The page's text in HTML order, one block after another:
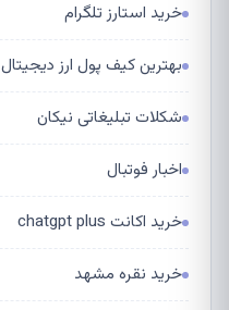
خرید استارز تلگرام
بهترین کیف پول ارز دیجیتال
شکلات تبلیغاتی نیکان
اخبار فوتبال
خرید اکانت chatgpt plus
خرید نقره مشهد